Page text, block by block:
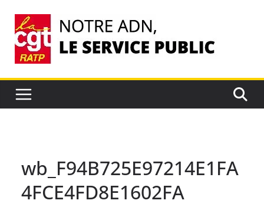
contenu
wb_F94B725E97214E1FA
4FCE4FD8E1602FA